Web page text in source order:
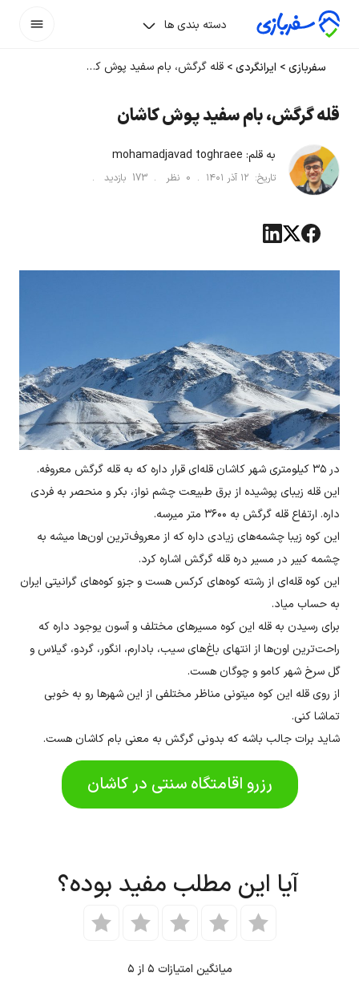
دسته بندی ها
سفربازی> ایرانگردی> قله گرگش، بام سفید پوش کاشان
قله گرگش، بام سفید پوش کاشان
به قلم: mohamadjavad toghraee
تاریخ: ۱۲ آذر ۱۴۰۱ .
0 نظر . 173 بازدید .
در ۳۵ کیلومتری شهر کاشان قله‌ای قرار داره که به قله گرگش معروفه.
این قله زیبای پوشیده از برق طبیعت چشم نواز، بکر و منحصر به فردی
داره. ارتفاع قله گرگش به ۳۶۰۰ متر میرسه.
این کوه زیبا چشمه‌های زیادی داره که از معروف‌ترین اون‌ها میشه به
چشمه کبیر در مسیر دره قله گرگش اشاره کرد.
این کوه قله‌ای از رشته‌ کوه‌های کرکس هست و جزو کوه‌های گرانیتی ایران
به حساب میاد.
برای رسیدن به قله این کوه مسیر‌های مختلف و آسون یوجود داره که
راحت‌ترین اون‌ها از انتهای باغ‌های سیب، بادارم، انگور، گردو، گیلاس و
گل سرخ شهر کامو و چوگان هست.
از روی قله این کوه میتونی مناظر مختلفی از این شهر‌ها رو به خوبی
تماشا کنی.
شاید برات جالب باشه که بدونی گرگش به معنی بام کاشان هست.
رزرو اقامتگاه سنتی در کاشان
آیا این مطلب مفید بوده؟
میانگین امتیازات ۵ از ۵